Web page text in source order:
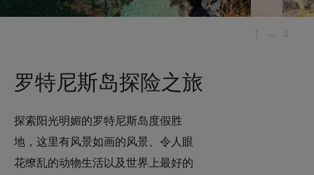
1 — 4
罗特尼斯岛探险之旅
探索阳光明媚的罗特尼斯岛度假胜
地，这里有风景如画的风景、令人眼
花缭乱的动物生活以及世界上最好的